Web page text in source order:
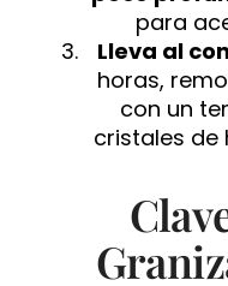
para
Lleva al
horas,
con un
cristales de